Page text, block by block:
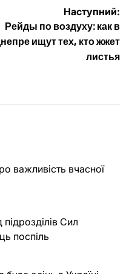
Наступний:
Рейды по воздуху: как в
ищут тех, кто жжет
листья
важливість вчасної
Сил
поспіль